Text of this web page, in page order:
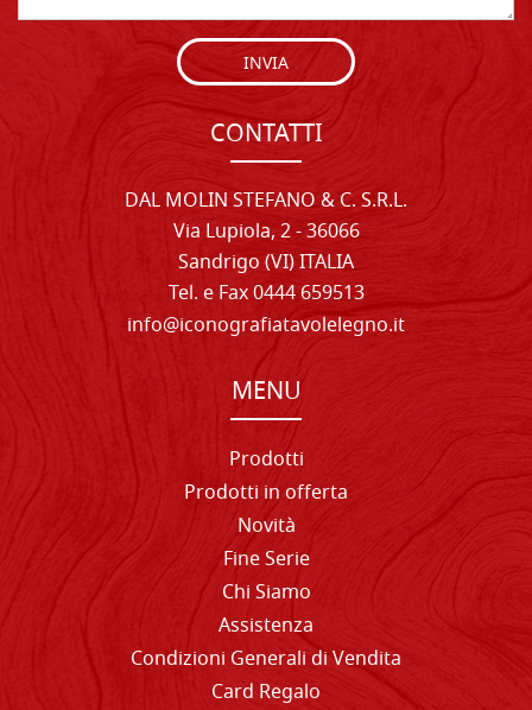
INVIA
CONTATTI
DAL MOLIN STEFANO & C. S.R.L.
Via Lupiola, 2 - 36066
Sandrigo (VI) ITALIA
Tel. e Fax 0444 659513
info@iconografiatavolelegno.it
MENU
Prodotti
Prodotti in offerta
Novità
Fine Serie
Chi Siamo
Assistenza
Condizioni Generali di Vendita
Card Regalo